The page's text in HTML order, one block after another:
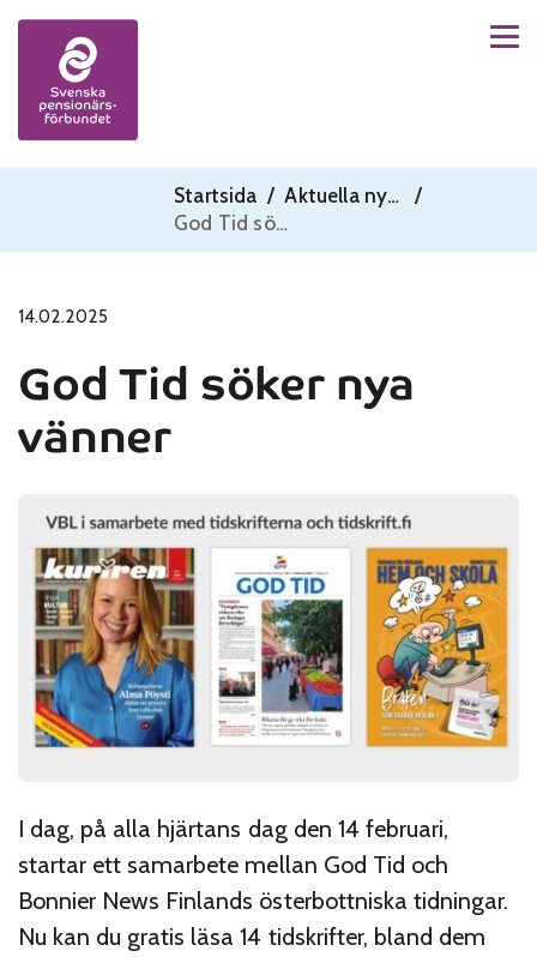
Skip to content
Startsida / Aktuella nyheter
/
God Tid söker nya vänner
14.02.2025
God Tid söker nya
vänner
I dag, på alla hjärtans dag den 14 februari,
startar ett samarbete mellan God Tid och
Bonnier News Finlands österbottniska tidningar.
Nu kan du gratis läsa 14 tidskrifter, bland dem